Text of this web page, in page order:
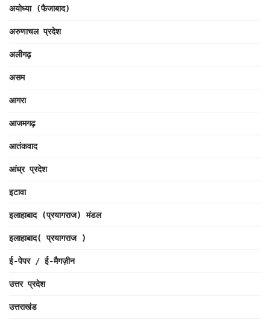
अयोध्या (फैजाबाद)
अरुणाचल प्रदेश
अलीगढ़
असम
आगरा
आजमगढ़
आतंकवाद
आंध्र प्रदेश
इटावा
इलाहाबाद (प्रयागराज) मंडल
इलाहाबाद( प्रयागराज )
ई-पेपर / ई-मैगज़ीन
उत्तर प्रदेश
उत्तराखंड